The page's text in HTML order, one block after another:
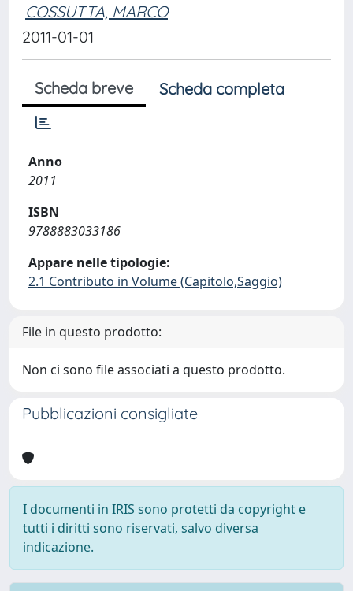
COSSUTTA, MARCO
2011-01-01
Scheda breve Scheda completa
Anno
2011
ISBN
9788883033186
Appare nelle tipologie:
2.1 Contributo in Volume (Capitolo,Saggio)
File in questo prodotto:
Non ci sono file associati a questo prodotto.
Pubblicazioni consigliate
I documenti in IRIS sono protetti da copyright e
tutti i diritti sono riservati, salvo diversa
indicazione.